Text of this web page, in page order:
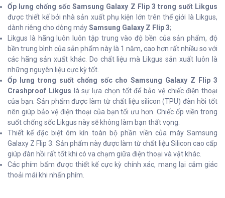
Ốp lưng chống sốc Samsung Galaxy Z Flip 3 trong suốt Likgus
được thiết kế bởi nhà sản xuất phụ kiện lớn trên thế giới là Likgus,
dành riêng cho dòng máySamsung Galaxy Z Flip 3;
Likgus là hãng luôn luôn tập trung vào độ bền của sản phẩm, độ
bền trung bình của sản phẩm này là 1 năm, cao hơn rất nhiều so với
các hãng sản xuất khác. Do chất liệu mà Likgus sản xuất luôn là
những nguyên liệu cực kỳ tốt.
Ốp lưng trong suốt chống sốc cho Samsung Galaxy Z Flip 3
Crashproof Likgus là sự lựa chọn tốt để bảo vệ chiếc điện thoại
của bạn. Sản phẩm được làm từ chất liệu silicon (TPU) đàn hồi tốt
nên giúp bảo vệ điện thoại của bạn tối ưu hơn. Chiếc ốp viền trong
suốt chống sốc Likgus này sẽ không làm bạn thất vọng.
Thiết kế đặc biệt ôm kín toàn bộ phần viền của máy Samsung
Galaxy Z Flip 3: Sản phẩm này được làm từ chất liệu Silicon cao cấp
giúp đàn hồi rất tốt khi có va chạm giữa điện thoại và vật khác.
Các phím bấm được thiết kế cực kỳ chính xác, mang lại cảm giác
thoải mái khi nhấn phím.